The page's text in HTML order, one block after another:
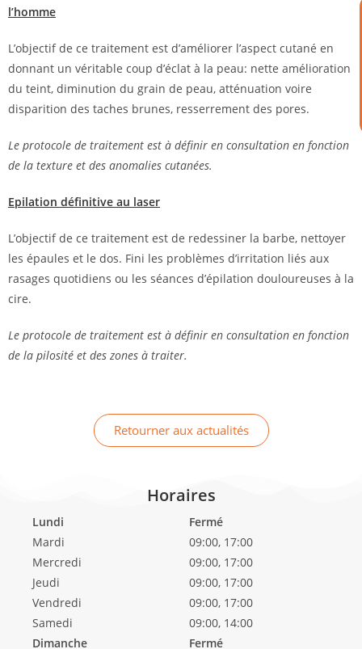
l’homme
L’objectif de ce traitement est d’améliorer l’aspect cutané en
donnant un véritable coup d’éclat à la peau: nette amélioration
du teint, diminution du grain de peau, atténuation voire
disparition des taches brunes, resserrement des pores.
Le protocole de traitement est à définir en consultation en fonction
de la texture et des anomalies cutanées.
Epilation définitive au laser
L’objectif de ce traitement est de redessiner la barbe, nettoyer
les épaules et le dos. Fini les problèmes d’irritation liés aux
rasages quotidiens ou les séances d’épilation douloureuses à la
cire.
Le protocole de traitement est à définir en consultation en fonction
de la pilosité et des zones à traiter.
Retourner aux actualités
Horaires
Lundi
Mardi
Mercredi
Jeudi
Vendredi
Samedi
Dimanche
Fermé
09:00, 17:00
09:00, 17:00
09:00, 17:00
09:00, 17:00
09:00, 14:00
Fermé